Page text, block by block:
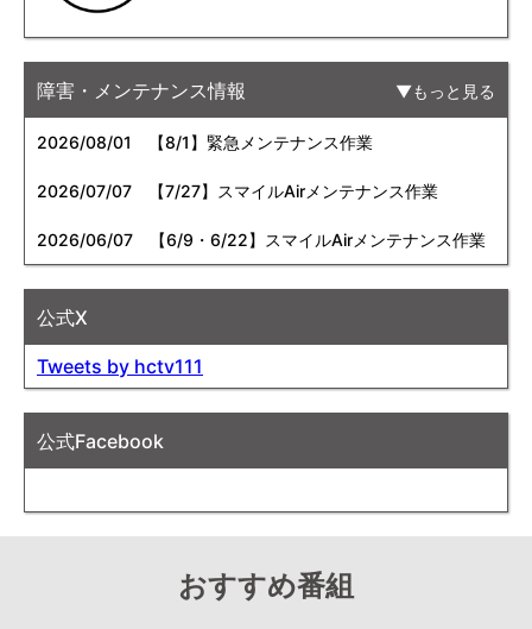
障害・メンテナンス情報 もっと見る
2026/08/01 【8/1】緊急メンテナンス作業
2026/07/07 【7/27】スマイルAirメンテナンス作業
2026/06/07 【6/9・6/22】スマイルAirメンテナンス作業
公式X
Tweets by hctv111
公式Facebook
おすすめ番組